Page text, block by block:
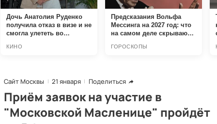
Сайт Москвы 21 января Поделиться
Приём заявок на участие в
"Московской Масленице" пройдёт